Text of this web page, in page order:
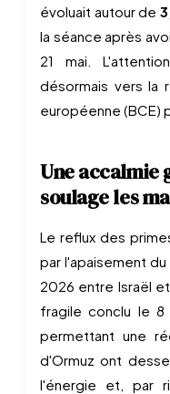
évoluait autour de
la séance après
21 mai.
désormais vers la
européenne (BCE)
Une accalmie
soulage les
Le reflux des
par l'apaisement
2026 entre Israël
fragile conclu le 8
permettant une
d'Ormuz ont
l'énergie et, par